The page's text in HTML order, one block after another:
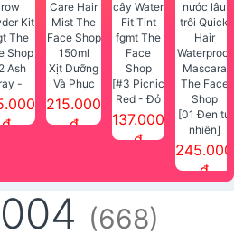
Ash
-
Bột
chân
Shop
đ
Xịt Dưỡng
Và Phục
Hồi Tóc
Essential
215.000
đ
[#3 Picnic
Red - Đỏ
cam] Son
Face
Shop
137.000
đ
[01 Đen tự
nhiên]
Mascara
che phủ
245.000
đ
(668)